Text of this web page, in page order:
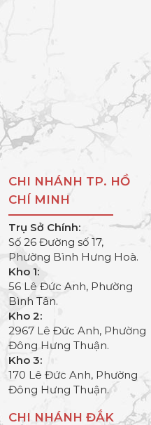
CHI NHÁNH TP. HỒ
CHÍ MINH
Trụ Sở Chính:
Số 26 Đường số 17,
Phường Bình Hưng Hoà.
Kho 1:
56 Lê Đức Anh, Phường
Bình Tân.
Kho 2:
2967 Lê Đức Anh, Phường
Đông Hưng Thuận.
Kho 3:
170 Lê Đức Anh, Phường
Đông Hưng Thuận.
CHI NHÁNH ĐẮK